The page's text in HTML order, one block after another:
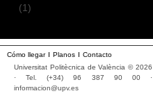
(1)
Cómo llegar Planos
Contacto
Universitat Politècnica de València © 2026
· Tel. (+34) 96 387 90 00 ·
informacion@upv.es